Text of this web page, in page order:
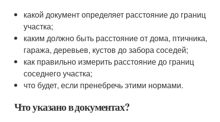
какой документ определяет расстояние до границ
участка;
каким должно быть расстояние от дома, птичника,
гаража, деревьев, кустов до забора соседей;
как правильно измерить расстояние до границ
соседнего участка;
что будет, если пренебречь этими нормами.
Что указано в документах?